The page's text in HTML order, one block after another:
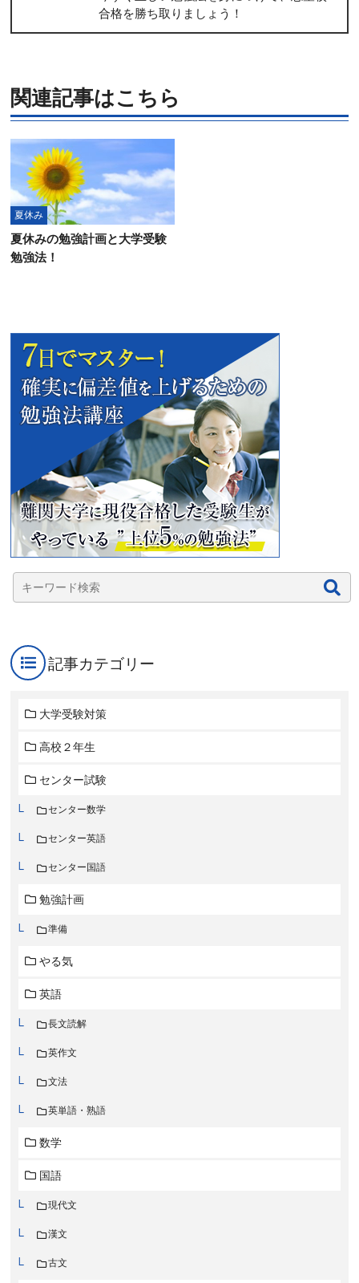
合格を勝ち取りましょう！
関連記事はこちら
夏休み
夏休みの勉強計画と大学受験
勉強法！
記事カテゴリー
大学受験対策
高校２年生
センター試験
センター数学
センター英語
センター国語
勉強計画
準備
やる気
英語
長文読解
英作文
文法
英単語・熟語
数学
国語
現代文
漢文
古文